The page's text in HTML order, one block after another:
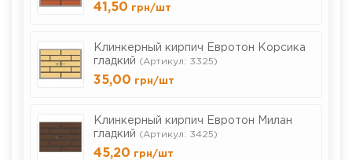
41,50 грн/шт
Клинкерный кирпич Евротон Корсика
гладкий (Артикул: 3325)
35,00 грн/шт
Клинкерный кирпич Евротон Милан
гладкий (Артикул: 3425)
45,20 грн/шт